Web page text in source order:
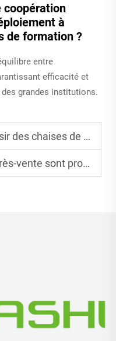
coopération
à
de formation ?
entre
efficacité et
grandes institutions.
économiques pour les achats d'entreprise ?
commandes en gros de chaises de réunion ?